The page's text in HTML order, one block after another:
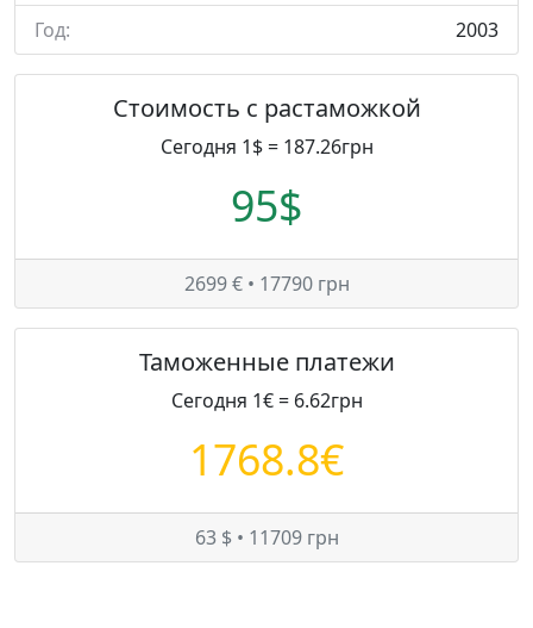
Год:
2003
Стоимость с растаможкой
Сегодня 1$ = 187.26грн
95$
2699 € • 17790 грн
Таможенные платежи
Сегодня 1€ = 6.62грн
1768.8€
63 $ • 11709 грн